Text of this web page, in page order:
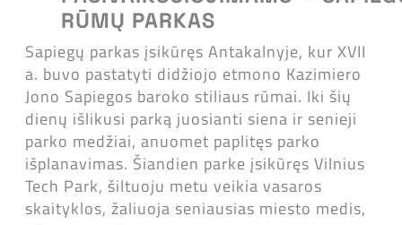
RŪMŲ PARKAS
Sapiegų parkas įsikūręs Antakalnyje, kur XVII
a. buvo pastatyti didžiojo etmono Kazimiero
Jono Sapiegos baroko stiliaus rūmai. Iki šių
dienų išlikusi parką juosianti siena ir senieji
parko medžiai, anuomet paplitęs parko
išplanavimas. Šiandien parke įsikūręs Vilnius
Tech Park, šiltuoju metu veikia vasaros
skaityklos, žaliuoja seniausias miesto medis,